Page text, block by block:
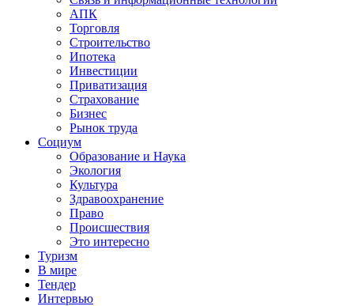
АПК
Торговля
Строительство
Ипотека
Инвестиции
Приватизация
Страхование
Бизнес
Рынок труда
Социум
Образование и Наука
Экология
Культура
Здравоохранение
Право
Происшествия
Это интересно
Туризм
В мире
Тендер
Интервью